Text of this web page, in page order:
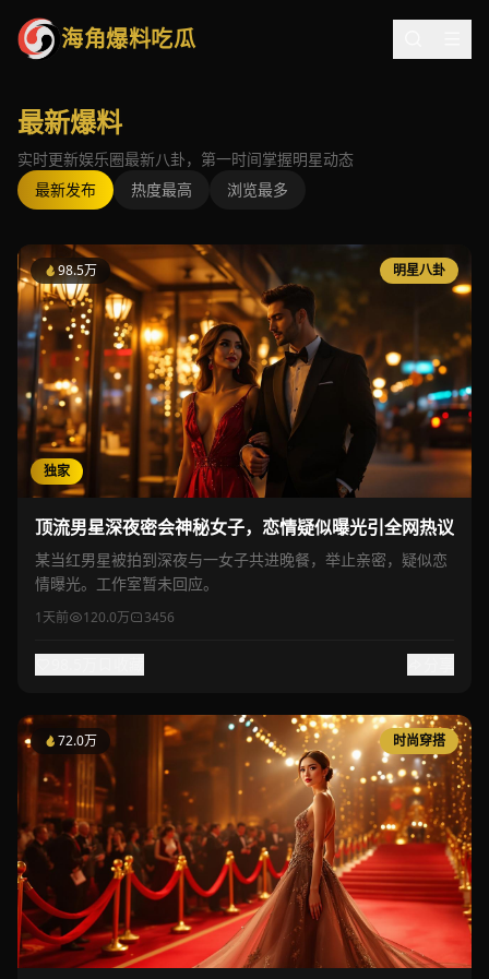
海角爆料吃瓜
最新爆料
实时更新娱乐圈最新八卦，第一时间掌握明星动态
最新发布
热度最高 浏览最多
98.5万 明星八卦
独家
顶流男星深夜密会神秘女子，恋情疑似曝光引全网热议
某当红男星被拍到深夜与一女子共进晚餐，举止亲密，疑似恋
情曝光。工作室暂未回应。
1天前 120.0万 3456
72.0万 时尚穿搭